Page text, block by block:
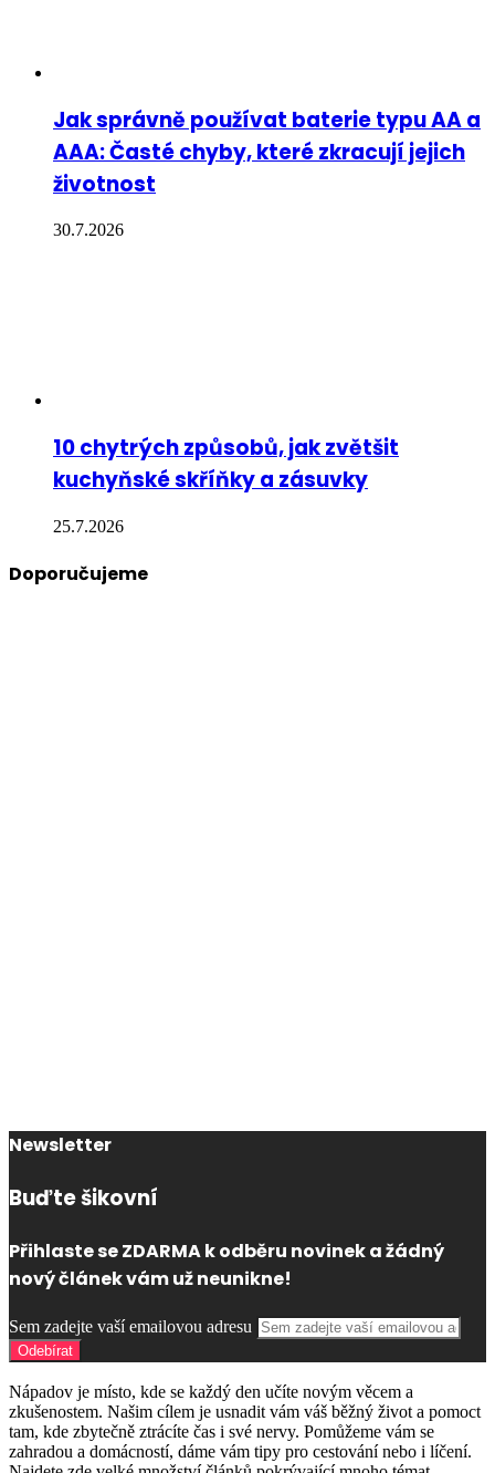
Jak správně používat baterie typu AA a
AAA: Časté chyby, které zkracují jejich
životnost
30.7.2026
10 chytrých způsobů, jak zvětšit
kuchyňské skříňky a zásuvky
25.7.2026
Doporučujeme
Newsletter
Buďte šikovní
Přihlaste se ZDARMA k odběru novinek a žádný
nový článek vám už neunikne!
Sem zadejte vaší emailovou adresu
Nápadov je místo, kde se každý den učíte novým věcem a
zkušenostem. Našim cílem je usnadit vám váš běžný život a pomoct
tam, kde zbytečně ztrácíte čas i své nervy. Pomůžeme vám se
zahradou a domácností, dáme vám tipy pro cestování nebo i líčení.